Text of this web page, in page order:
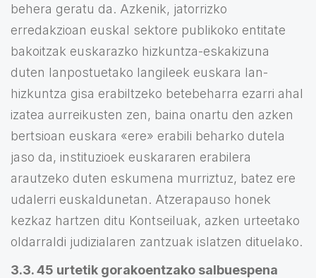
behera geratu da. Azkenik, jatorrizko
erredakzioan euskal sektore publikoko entitate
bakoitzak euskarazko hizkuntza-eskakizuna
duten lanpostuetako langileek euskara lan-
hizkuntza gisa erabiltzeko betebeharra ezarri ahal
izatea aurreikusten zen, baina onartu den azken
bertsioan euskara «ere» erabili beharko dutela
jaso da, instituzioek euskararen erabilera
arautzeko duten eskumena murriztuz, batez ere
udalerri euskaldunetan. Atzerapauso honek
kezkaz hartzen ditu Kontseiluak, azken urteetako
oldarraldi judizialaren zantzuak islatzen dituelako.
3.3. 45 urtetik gorakoentzako salbuespena